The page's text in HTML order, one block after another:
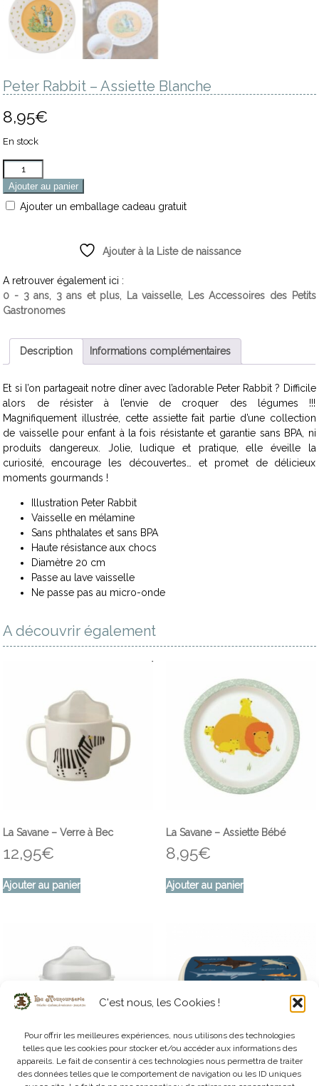
C'est nous, les Cookies !
Pour offrir les meilleures expériences, nous utilisons des technologies
telles que les cookies pour stocker et/ou accéder aux informations des
appareils. Le fait de consentir à ces technologies nous permettra de traiter
des données telles que le comportement de navigation ou les ID uniques
Peter Rabbit – Assiette Blanche
8,95€
En stock
Quantité
Ajouter au panier
Ajouter un emballage cadeau gratuit
Ajouter à la Liste de naissance
A retrouver également ici :
0 - 3 ans
3 ans et plus La vaisselle,
Les Accessoires des Petits
Gastronomes
Description Informations complémentaires
Et si l’on partageait notre dîner avec l’adorable Peter Rabbit ? Difficile
alors de résister à l’envie de croquer des légumes !!!
Magnifiquement illustrée, cette assiette fait partie d’une collection
de vaisselle pour enfant à la fois résistante et garantie sans BPA, ni
produits dangereux. Jolie, ludique et pratique, elle éveille la
curiosité, encourage les découvertes… et promet de délicieux
moments gourmands !
Illustration Peter Rabbit
Vaisselle en mélamine
Sans phthalates et sans BPA
Haute résistance aux chocs
Diamètre 20 cm
Passe au lave vaisselle
Ne passe pas au micro-onde
A découvrir également
La Savane – Verre à Bec
12,95€
Ajouter au panier
La Savane – Assiette Bébé
8,95€
Ajouter au panier